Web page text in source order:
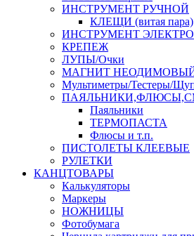
ИНСТРУМЕНТ РУЧНОЙ
КЛЕЩИ (витая пара)
ИНСТРУМЕНТ ЭЛЕКТРО
КРЕПЕЖ
ЛУПЫ/Очки
МАГНИТ
Мультиметры/Тестеры/
Паяльники
ТЕРМОПАСТА
Флюсы и т.п.
ПИСТОЛЕТЫ КЛЕЕВЫЕ
РУЛЕТКИ
КАНЦТОВАРЫ
Калькуляторы
Маркеры
НОЖНИЦЫ
Фотобумага